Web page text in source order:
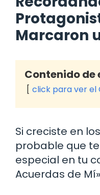
Marcaron
Contenido
click para ver el
Si creciste en
probable que
especial en tu
Acuerdas de